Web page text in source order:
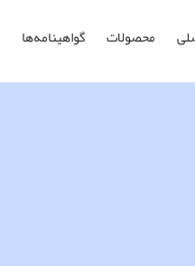
محصولات گواهینامه‌ها